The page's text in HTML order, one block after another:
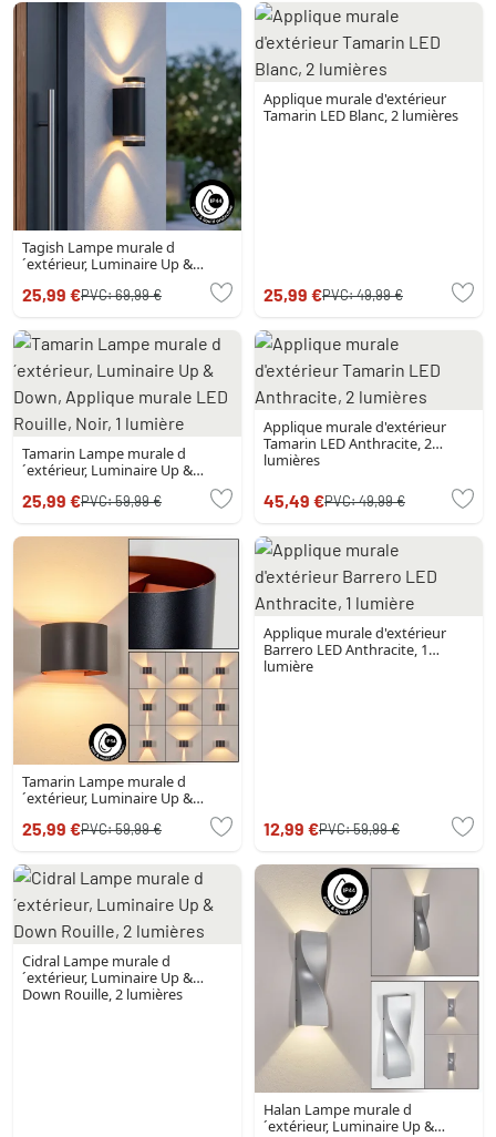
Tagish Lampe murale d
´extérieur, Luminaire Up &
25,99 €PVC:69,99 €
Applique murale d'extérieur
Tamarin LED Blanc, 2 lumières
25,99 €PVC:49,99 €
Tamarin Lampe murale d
´extérieur, Luminaire Up &
Rouille, Noir, 1 lumière
25,99 €PVC:59,99 €
Applique murale d'extérieur
Tamarin LED Anthracite, 2
lumières
45,49 €PVC:49,99 €
Tamarin Lampe murale d
´extérieur, Luminaire Up &
Cuivre, Noir, 1 lumière
25,99 €PVC:59,99 €
Applique murale d'extérieur
Barrero LED Anthracite, 1
lumière
12,99 €PVC:59,99 €
Cidral Lampe murale d
´extérieur, Luminaire Up &
Down Rouille, 2 lumières
Halan Lampe murale d
´extérieur, Luminaire Up &